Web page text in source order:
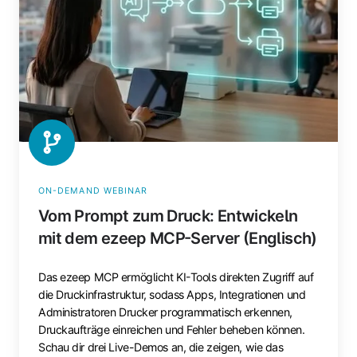
mit
dem
ezeep
MCP-
Server
(Englisch)
ON-DEMAND WEBINAR
Vom Prompt zum Druck: Entwickeln
mit dem ezeep MCP-Server (Englisch)
Das ezeep MCP ermöglicht KI-Tools direkten Zugriff auf
die Druckinfrastruktur, sodass Apps, Integrationen und
Administratoren Drucker programmatisch erkennen,
Druckaufträge einreichen und Fehler beheben können.
Schau dir drei Live-Demos an, die zeigen, wie das